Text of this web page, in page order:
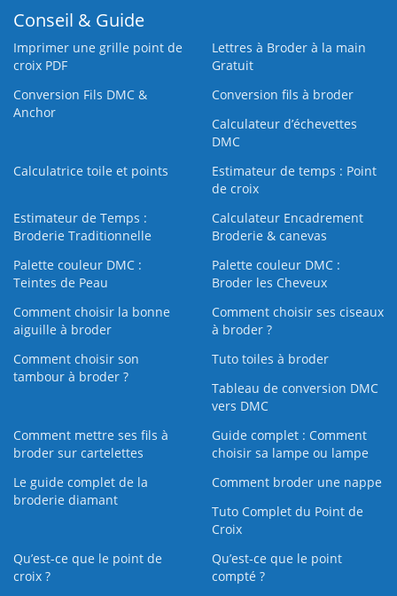
Conseil & Guide
Imprimer une grille point de
croix PDF
Lettres à Broder à la main
Gratuit
Conversion Fils DMC &
Anchor
Conversion fils à broder
Calculateur d’échevettes
DMC
Calculatrice toile et points
Estimateur de temps : Point
de croix
Estimateur de Temps :
Broderie Traditionnelle
Calculateur Encadrement
Broderie & canevas
Palette couleur DMC :
Teintes de Peau
Palette couleur DMC :
Broder les Cheveux
Comment choisir la bonne
aiguille à broder
Comment choisir ses ciseaux
à broder ?
Comment choisir son
tambour à broder ?
Tuto toiles à broder
Tableau de conversion DMC
vers DMC
Comment mettre ses fils à
broder sur cartelettes
Guide complet : Comment
choisir sa lampe ou lampe
Le guide complet de la
broderie diamant
Comment broder une nappe
Tuto Complet du Point de
Croix
Qu’est-ce que le point de
croix ?
Qu’est-ce que le point
compté ?